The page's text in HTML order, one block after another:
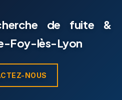
de fuite &
Foy-lès-Lyon
NOUS